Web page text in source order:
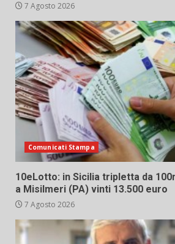
7 Agosto 2026
Comunicati Stampa
10eLotto: in Sicilia tripletta da
a Misilmeri (PA) vinti 13.500 euro
7 Agosto 2026